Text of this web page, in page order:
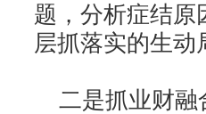
题，分析症结原
层抓落实的生动
二是抓业财融